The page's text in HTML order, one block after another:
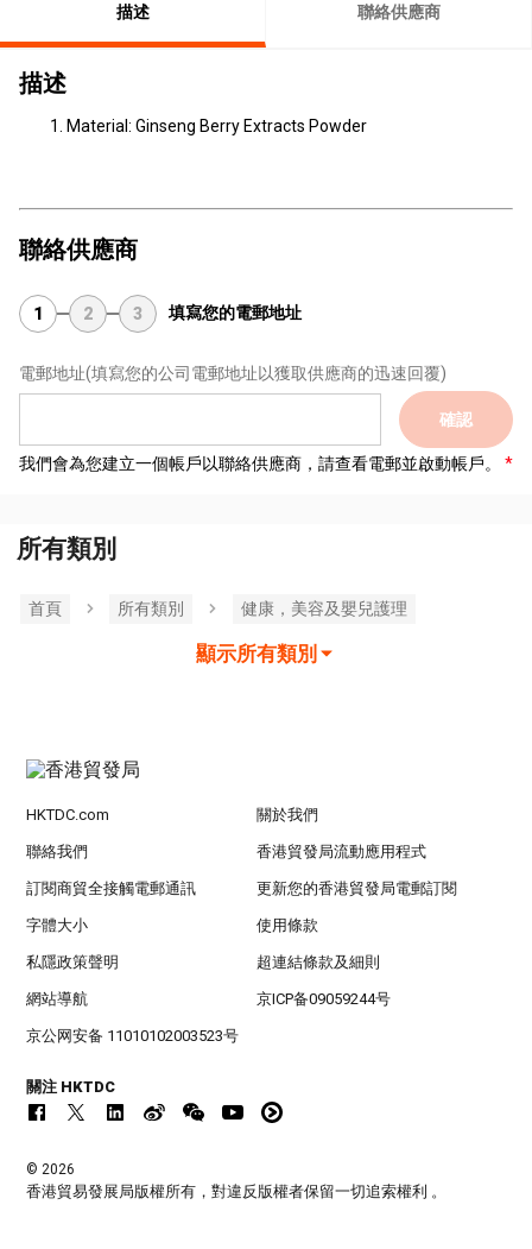
描述 聯絡供應商
描述
Material: Ginseng Berry Extracts Powder
聯絡供應商
1 2 3 填寫您的電郵地址
電郵地址(填寫您的公司電郵地址以獲取供應商的迅速回覆)
確認
我們會為您建立一個帳戶以聯絡供應商，請查看電郵並啟動帳戶。
所有類別
首頁 所有類別 健康，美容及嬰兒護理
顯示所有類別
HKTDC.com 關於我們
聯絡我們 香港貿發局流動應用程式
訂閱商貿全接觸電郵通訊 更新您的香港貿發局電郵訂閱
字體大小 使用條款
私隱政策聲明 超連結條款及細則
網站導航 京ICP备09059244号
京公网安备 11010102003523号
關注 HKTDC
© 2026
香港貿易發展局版權所有，對違反版權者保留一切追索權利 。